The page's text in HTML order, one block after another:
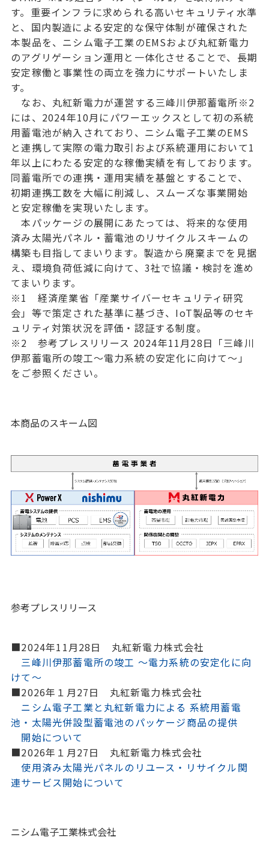
す。重要インフラに求められる高いセキュリティ水準
と、国内製造による安定的な保守体制が確保された
本製品を、ニシム電子工業のEMSおよび丸紅新電力
のアグリゲーション運用と一体化させることで、長期
安定稼働と事業性の両立を強力にサポートいたしま
す。
なお、丸紅新電力が運営する三峰川伊那蓄電所※2
には、2024年10月にパワーエックスとして初の系統
用蓄電池が納入されており、ニシム電子工業のEMS
と連携して実際の電力取引および系統運用において1
年以上にわたる安定的な稼働実績を有しております。
同蓄電所での連携・運用実績を基盤とすることで、
初期連携工数を大幅に削減し、スムーズな事業開始
と安定稼働を実現いたします。
本パッケージの展開にあたっては、将来的な使用
済み太陽光パネル・蓄電池のリサイクルスキームの
構築も目指してまいります。製造から廃棄までを見据
え、環境負荷低減に向けて、3社で協議・検討を進め
てまいります。
※1 経済産業省「産業サイバーセキュリティ研究
会」等で策定された基準に基づき、IoT製品等のセキ
ュリティ対策状況を評価・認証する制度。
※2 参考プレスリリース 2024年11月28日「三峰川
伊那蓄電所の竣工～電力系統の安定化に向けて～」
をご参照ください。
本商品のスキーム図
参考プレスリリース
■2024年11月28日 丸紅新電力株式会社
三峰川伊那蓄電所の竣工 ～電力系統の安定化に向
けて～
■2026年１月27日 丸紅新電力株式会社
ニシム電子工業と丸紅新電力による 系統用蓄電
池・太陽光併設型蓄電池のパッケージ商品の提供
開始について
■2026年１月27日 丸紅新電力株式会社
使用済み太陽光パネルのリユース・リサイクル関
連サービス開始について
ニシム電子工業株式会社